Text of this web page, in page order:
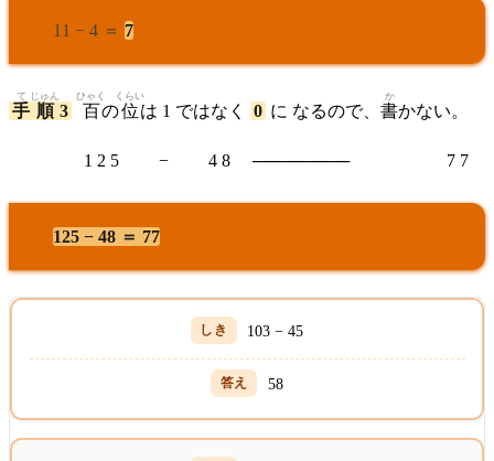
11 − 4 ＝ 7
手
て
順
じゅん
3 百
ひゃく
の位
くらい
は 1 ではなく 0 に なるので、 書
か
かない。
1 2 5 − 4 8 ──────── 7 7
125 − 48 ＝ 77
103 − 45
58